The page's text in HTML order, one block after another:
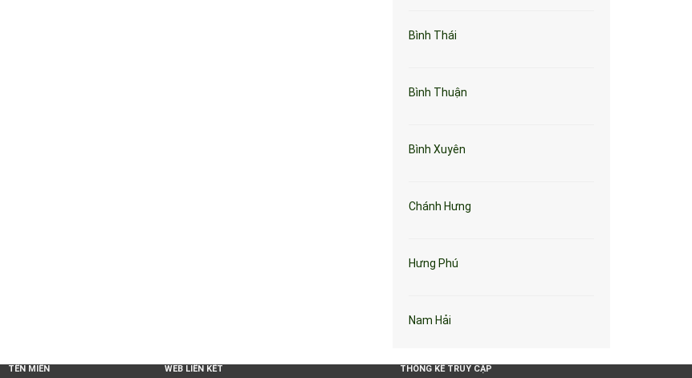
Bình Thái
Bình Thuận
Bình Xuyên
Chánh Hưng
Hưng Phú
Nam Hải
TÊN MIỀN WEB LIÊN KẾT THỐNG KÊ TRUY CẬP